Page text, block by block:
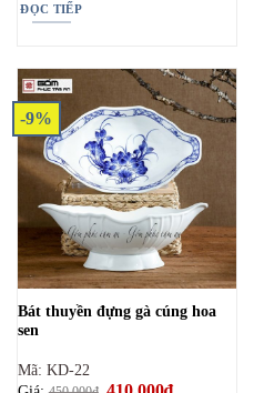
ĐỌC TIẾP
-9%
Bát thuyền đựng gà cúng hoa
sen
Mã: KD-22
Giá
Giá